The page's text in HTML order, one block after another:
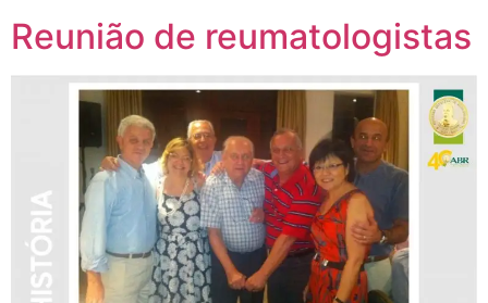
Reunião de reumatologistas